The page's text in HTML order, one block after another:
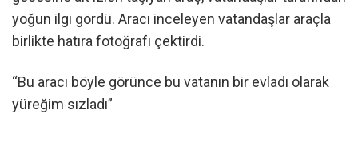
yoğun ilgi gördü. Aracı inceleyen vatandaşlar araçla
birlikte hatıra fotoğrafı çektirdi.
“Bu aracı böyle görünce bu vatanın bir evladı olarak
yüreğim sızladı”